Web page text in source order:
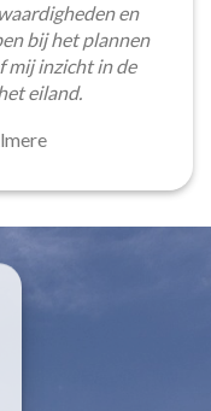
en
bij het plannen
mij inzicht in de
eiland.